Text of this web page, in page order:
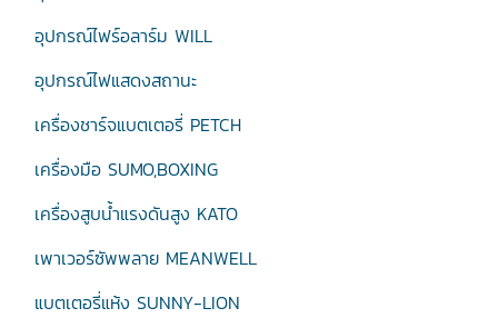
อุปกรณ์ไฟร์อลาร์ม WILL
อุปกรณ์ไฟแสดงสถานะ
เครื่องชาร์จแบตเตอรี่ PETCH
เครื่องมือ SUMO,BOXING
เครื่องสูบน้ำแรงดันสูง KATO
เพาเวอร์ซัพพลาย MEANWELL
แบตเตอรี่แห้ง SUNNY-LION